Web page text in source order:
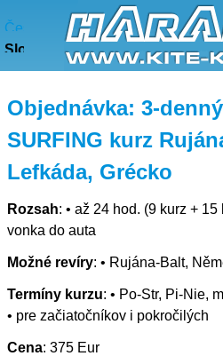
Česky
Slovensky
Objednávka:3-
SURFING kurz
Lefkáda, Grécko
Rozsah:• až 24 hod. (9 kurz +
vonka do auta
Možné revíry:• Rujána-Balt,
Termíny kurzu:• Po-Str, Pi-Nie,
• pre začiatočníkov i pokročilých
Cena:375 Eur